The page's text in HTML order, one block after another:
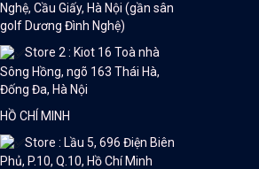
Nghệ, Cầu Giấy, Hà Nội (gần sân
golf Dương Đình Nghệ)
Store 2 : Kiot 16 Toà nhà
Sông Hồng, ngõ 163 Thái Hà,
Đống Đa, Hà Nội
HỒ CHÍ MINH
Store : Lầu 5, 696 Điện Biên
Phủ, P.10, Q.10, Hồ Chí Minh